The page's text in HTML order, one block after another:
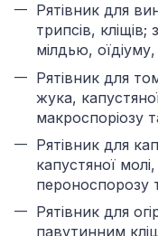
Рятівник для
трипсів, кліщів;
мілдью,
Рятівник для
жука,
макроспоріозу
Рятівник для
капустяної
пероноспорозу
Рятівник для
павутинним